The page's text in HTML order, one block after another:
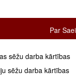
Par
sēžu darba kārtības
sēžu darba kārtības